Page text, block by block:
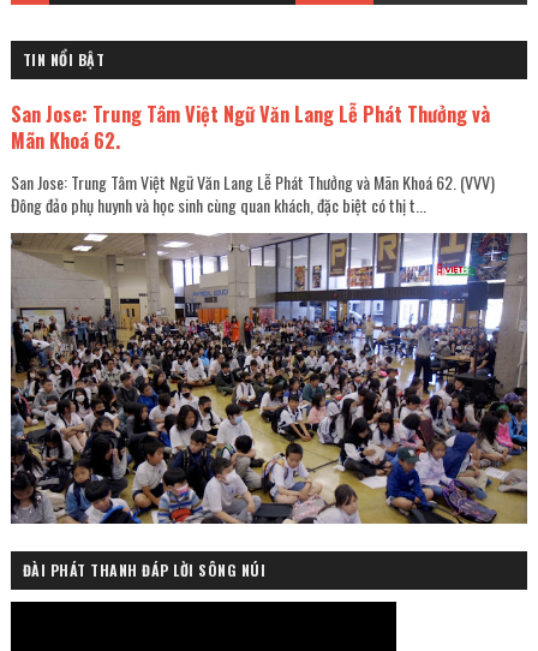
TIN NỔI BẬT
San Jose: Trung Tâm Việt Ngữ Văn Lang Lễ Phát Thưởng và
Mãn Khoá 62.
San Jose: Trung Tâm Việt Ngữ Văn Lang Lễ Phát Thưởng và Mãn Khoá 62. (VVV)
Đông đảo phụ huynh và học sinh cùng quan khách, đặc biệt có thị t...
ĐÀI PHÁT THANH ĐÁP LỜI SÔNG NÚI